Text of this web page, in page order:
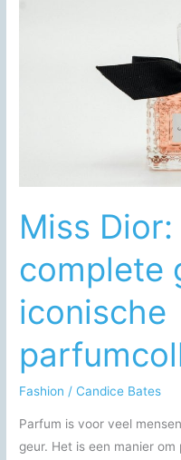
Miss Dior:
complete
iconische
Fashion /Candice Bates
Parfum is voor veel
geur. Het is een manier